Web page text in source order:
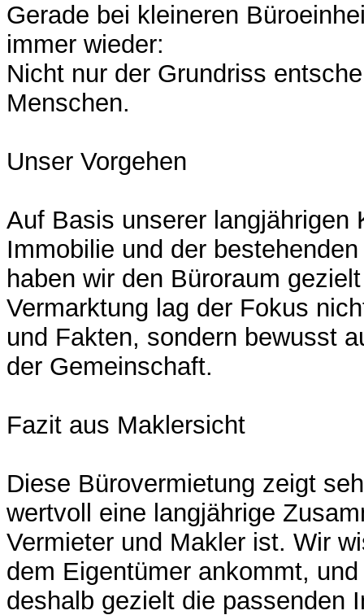
Gerade bei kleineren
immer wieder:
Nicht nur der Grundriss
Menschen.
Unser Vorgehen
Auf Basis unserer langjährigen
Immobilie und der
haben wir den Büroraum
Vermarktung lag der Fokus
und Fakten, sondern bewusst
der Gemeinschaft.
Fazit aus Maklersicht
Diese Bürovermietung zeigt
wertvoll eine langjährige
Vermieter und Makler ist. Wir
dem Eigentümer ankommt,
deshalb gezielt die passenden